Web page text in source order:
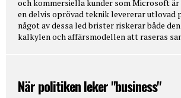
och kommersiella kunder som Microsoft
en delvis oprövad teknik levererar utlovad
något av dessa led brister riskerar både
kalkylen och affärsmodellen att raseras
När politiken leker "business"